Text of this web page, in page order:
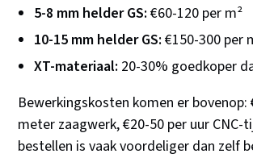
5-8 mm helder GS: €60-120 per m²
10-15 mm helder GS: €150-300 per
XT-materiaal: 20-30% goedkoper
Bewerkingskosten komen er bovenop:
meter zaagwerk, €20-50 per uur CNC-
bestellen is vaak voordeliger dan zelf